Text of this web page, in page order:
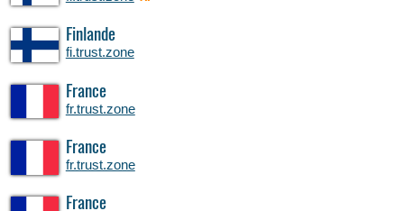
Finlande
fi.trust.zone
France
fr.trust.zone
France
fr.trust.zone
France